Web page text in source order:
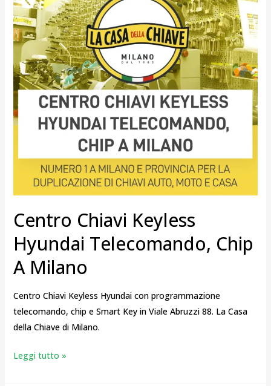
Centro Chiavi Keyless
Hyundai Telecomando, Chip
A Milano
Centro Chiavi Keyless Hyundai con programmazione
telecomando, chip e Smart Key in Viale Abruzzi 88. La Casa
della Chiave di Milano.
Hyundai
Telecomando,
Chip
Milano
Leggi tutto »